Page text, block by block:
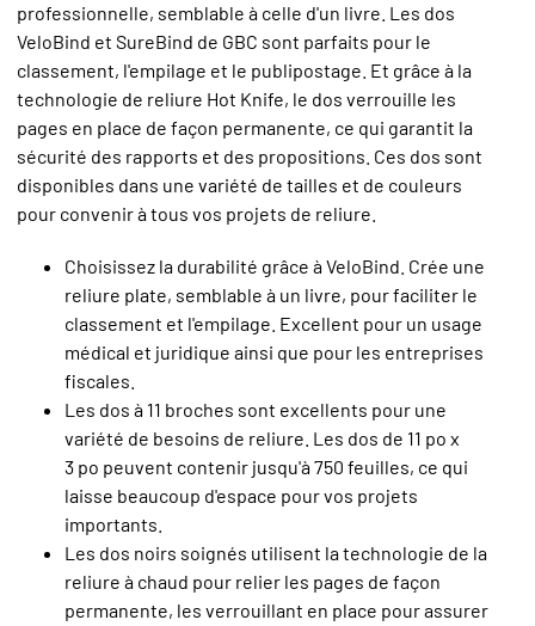
professionnelle, semblable à celle d'un livre. Les dos
VeloBind et SureBind de GBC sont parfaits pour le
classement, l'empilage et le publipostage. Et grâce à la
technologie de reliure Hot Knife, le dos verrouille les
pages en place de façon permanente, ce qui garantit la
sécurité des rapports et des propositions. Ces dos sont
disponibles dans une variété de tailles et de couleurs
pour convenir à tous vos projets de reliure.
Choisissez la durabilité grâce à VeloBind. Crée une
reliure plate, semblable à un livre, pour faciliter le
classement et l'empilage. Excellent pour un usage
médical et juridique ainsi que pour les entreprises
fiscales.
Les dos à 11 broches sont excellents pour une
variété de besoins de reliure. Les dos de 11 po x
3 po peuvent contenir jusqu'à 750 feuilles, ce qui
laisse beaucoup d'espace pour vos projets
importants.
Les dos noirs soignés utilisent la technologie de la
reliure à chaud pour relier les pages de façon
permanente, les verrouillant en place pour assurer